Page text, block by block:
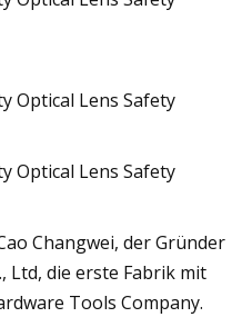
Changwei, der Gründer
Ltd, die erste Fabrik mit
Tools Company.